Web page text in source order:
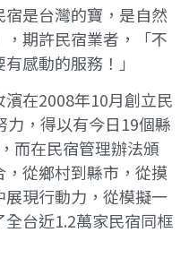
是台灣的寶，是自然
期許民宿業者，「不
感動的服務！」
在2008年10月創立民
力，得以有今日19個縣
而在民宿管理辦法頒
從鄉村到縣市，從摸
現行動力，從模擬一
台近1.2萬家民宿同框